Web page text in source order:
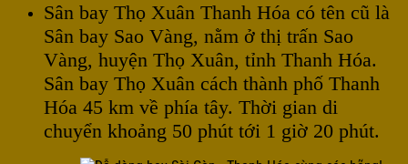
Sân bay Thọ Xuân Thanh Hóa có tên cũ là
Sân bay Sao Vàng, nằm ở thị trấn Sao
Vàng, huyện Thọ Xuân, tỉnh Thanh Hóa.
Sân bay Thọ Xuân cách thành phố Thanh
Hóa 45 km về phía tây. Thời gian di
chuyển khoảng 50 phút tới 1 giờ 20 phút.